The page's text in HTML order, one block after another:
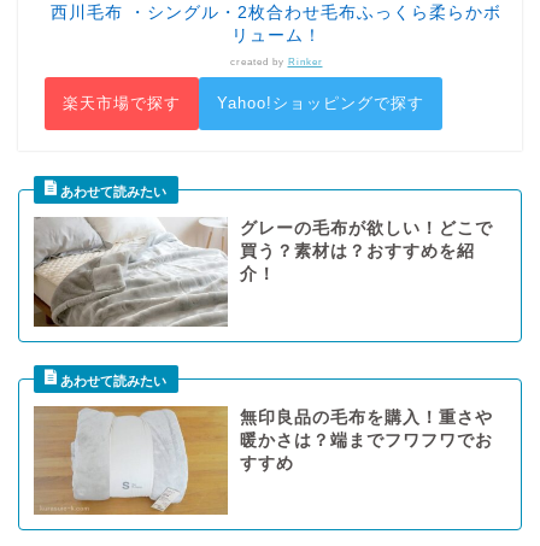
西川毛布 ・シングル・2枚合わせ毛布ふっくら柔らかボ
リューム！
created by Rinker
楽天市場で探す Yahoo!ショッピングで探す
グレーの毛布が欲しい！どこで
買う？素材は？おすすめを紹
介！
無印良品の毛布を購入！重さや
暖かさは？端までフワフワでお
すすめ